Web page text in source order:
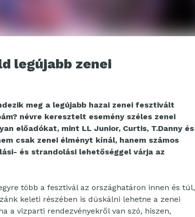
legújabb zenei
meg a legújabb hazai zenei fesztivált
névre keresztelt esemény széles zenei
előadókat, mint LL Junior, Curtis, T.Danny és
csak zenei élményt kínál, hanem számos
és strandolási lehetőséggel várja az
több a fesztivál az országhatáron innen és túl,
keleti részében is dúskálni lehetne a zenei
a vizparti rendezvényekről van szó, hiszen,